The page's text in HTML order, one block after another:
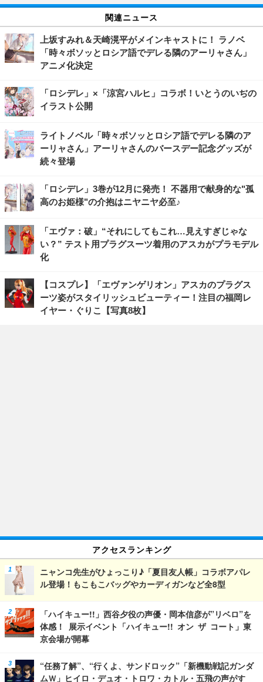
関連ニュース
上坂すみれ＆天崎滉平がメインキャストに！ ラノベ
「時々ボソッとロシア語でデレる隣のアーリャさん」
アニメ化決定
「ロシデレ」×「涼宮ハルヒ」コラボ！いとうのいぢの
イラスト公開
ライトノベル「時々ボソッとロシア語でデレる隣のア
ーリャさん」アーリャさんのバースデー記念グッズが
続々登場
「ロシデレ」3巻が12月に発売！ 不器用で献身的な"孤
高のお姫様"の介抱はニヤニヤ必至♪
「エヴァ：破」“それにしてもこれ…見えすぎじゃな
い？” テスト用プラグスーツ着用のアスカがプラモデル
化
【コスプレ】「エヴァンゲリオン」アスカのプラグス
ーツ姿がスタイリッシュビューティー！注目の福岡レ
イヤー・ぐりこ【写真8枚】
アクセスランキング
ニャンコ先生がひょっこり♪「夏目友人帳」コラボアパレ
ル登場！もこもこバッグやカーディガンなど全8型
「ハイキュー!!」西谷夕役の声優・岡本信彦が”リベロ”を
体感！ 展示イベント「ハイキュー!! オン ザ コート」東
京会場が開幕
“任務了解”、“行くよ、サンドロック”「新機動戦記ガンダ
ムＷ」ヒイロ・デュオ・トロワ・カトル・五飛の声がす